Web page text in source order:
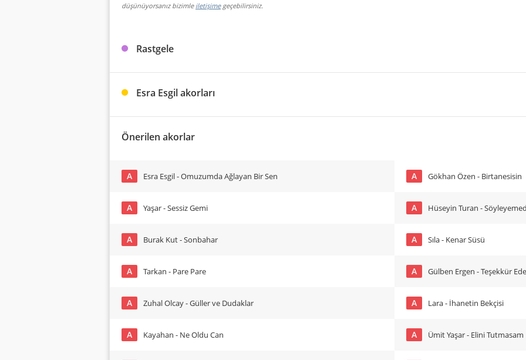
düşünüyorsanız bizimle iletişimegeçebilirsiniz.
Rastgele
Esra Esgil akorları
Önerilen akorlar
A Esra Esgil - Omuzumda Ağlayan Bir Sen
A Yaşar - Sessiz Gemi
A Burak Kut - Sonbahar
A Tarkan - Pare Pare
A Zuhal Olcay - Güller ve Dudaklar
A Kayahan - Ne Oldu Can
A Gökhan Özen - Birtanesisin
A Hüseyin Turan -
A Sıla - Kenar Süsü
A Gülben Ergen - Teşekkür
A Lara - İhanetin Bekçisi
A Ümit Yaşar - Elini Tutmasam